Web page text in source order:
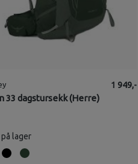
33 dagstursekk (Herre)
1 949,-
på lager